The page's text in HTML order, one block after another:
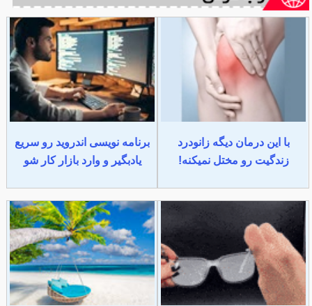
با این درمان دیگه زانودرد
زندگیت رو مختل نمیکنه!
برنامه نویسی اندروید رو سریع
یادبگیر و وارد بازار کار شو